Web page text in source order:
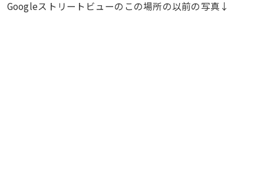
Googleストリートビューのこの場所の以前の写真↓